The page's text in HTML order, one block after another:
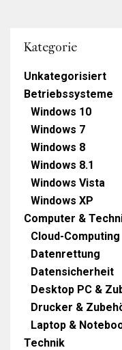
Kategorie
Unkategorisiert
Betriebssysteme
Windows 10
Windows 7
Windows 8
Windows 8.1
Windows Vista
Windows XP
Computer &
Cloud-Computing
Datenrettung
Datensicherheit
Desktop PC &
Drucker &
Laptop &
Technik